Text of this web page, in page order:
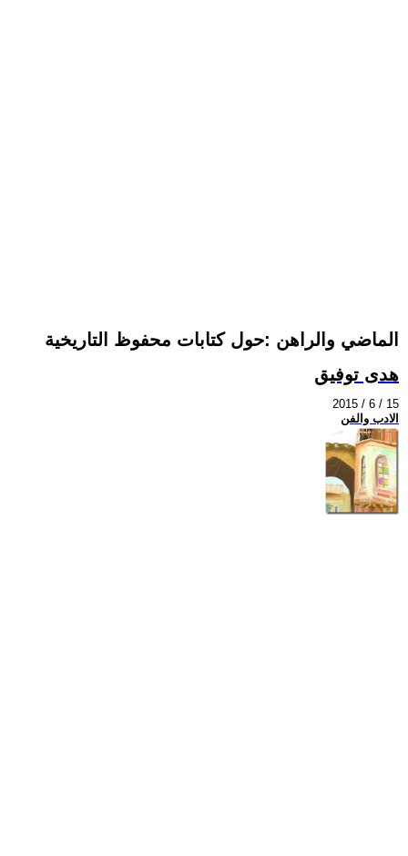
الماضي والراهن :حول كتابات محفوظ التاريخية
هدى توفيق
2015 / 6 / 15
الادب والفن